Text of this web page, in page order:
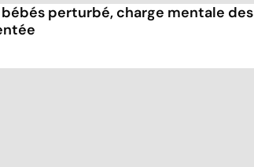
perturbé, charge mentale des